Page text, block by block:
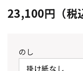
23,100円（税
のし